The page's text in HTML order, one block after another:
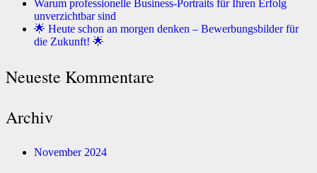
Warum professionelle Business-Portraits für Ihren Erfolg
unverzichtbar sind
🌟 Heute schon an morgen denken – Bewerbungsbilder für
die Zukunft! 🌟
Neueste Kommentare
Archiv
November 2024